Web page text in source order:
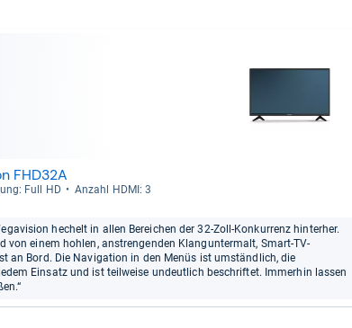
FHD32A
Full HD Anzahl HDMI: 3
hechelt in allen Bereichen der 32-Zoll-Konkurrenz hinterher.
von einem hohlen, anstrengenden Klanguntermalt, Smart-TV-
an Bord. Die Navigation in den Menüs ist umständlich, die
Einsatz und ist teilweise undeutlich beschriftet. Immerhin lassen